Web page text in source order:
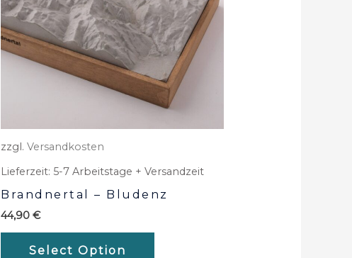
zzgl.Versandkosten
Lieferzeit: 5-7 Arbeitstage + Versandzeit
Brandnertal – Bludenz
44,90€
Select Option